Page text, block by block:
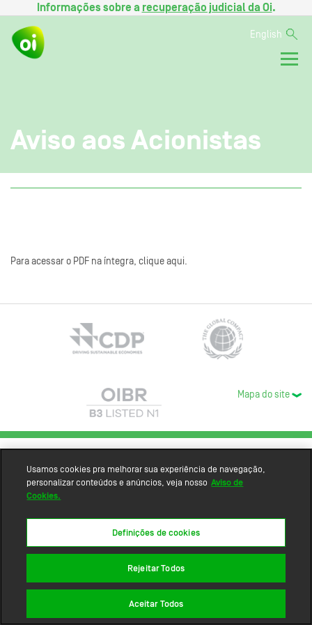
Informações sobre a recuperação judicial da Oi.
English
Aviso aos Acionistas
Para acessar o PDF na íntegra, clique aqui.
Mapa do site
Usamos cookies pra melhorar sua experiência de navegação,
personalizar conteúdos e anúncios, veja nosso Aviso de
Cookies.
Definições de cookies
Rejeitar Todos
Aceitar Todos